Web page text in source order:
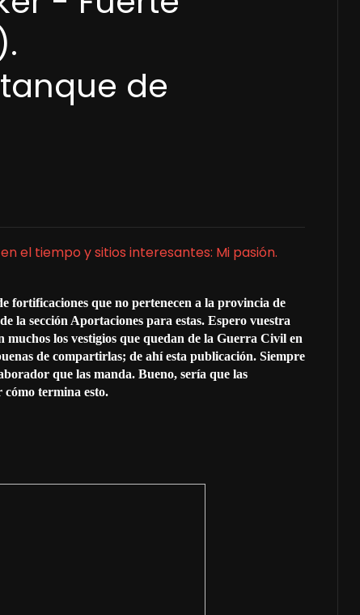
de
el tiempo y sitios interesantes: Mi pasión.
fortificaciones que no pertenecen a la provincia de
la sección Aportaciones para estas. Espero vuestra
los vestigios que quedan de la Guerra Civil en
de compartirlas; de ahí esta publicación. Siempre
que las manda. Bueno, sería que las
termina esto.